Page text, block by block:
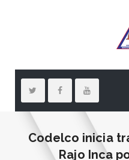
Codelco inicia
Rajo Inca